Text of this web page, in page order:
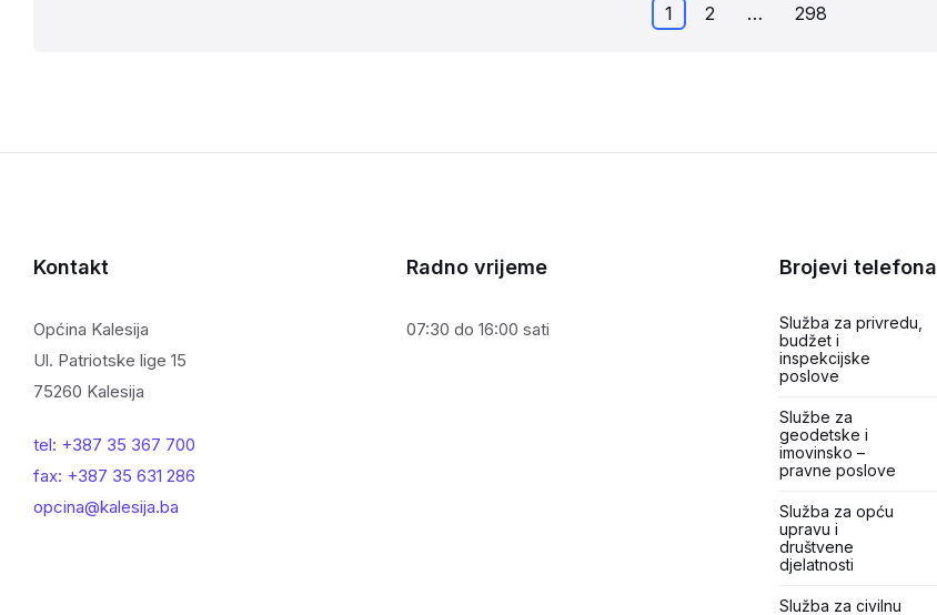
1 2 … 298
Kontakt
Općina Kalesija
Ul. Patriotske lige 15
75260 Kalesija
tel: +387 35 367 700
fax: +387 35 631 286
opcina@kalesija.ba
Radno vrijeme
07:30 do 16:00 sati
Brojevi telefona
Služba za privredu,
budžet i
inspekcijske
poslove
Službe za
geodetske i
imovinsko –
pravne poslove
Služba za opću
upravu i
društvene
djelatnosti
Služba za civilnu